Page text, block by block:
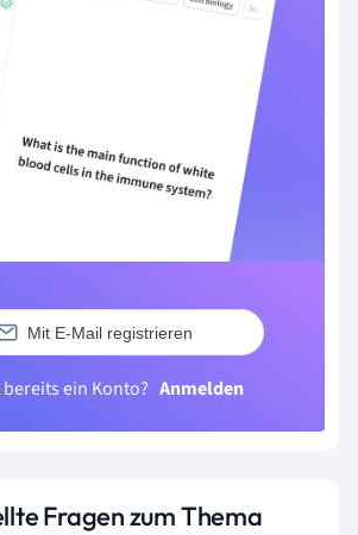
Mit E-Mail registrieren
bereits ein Konto? Anmelden
Fragen zum Thema